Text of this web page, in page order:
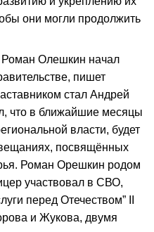
они могли продолжить
Роман Олешкин начал
пишет
стал Андрей
что в ближайшие месяцы
власти, будет
посвящённых
Роман Орешкин родом
участвовал в СВО,
перед Отечеством” II
и Жукова, двумя